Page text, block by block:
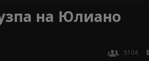
на Юлиано
5104